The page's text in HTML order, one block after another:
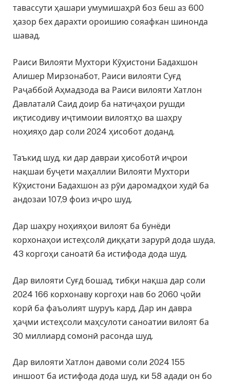
тавассути ҳашари умумишаҳрӣ боз беш аз 600
ҳазор бех дарахти ороишию сояафкан шинонда
шавад.
Раиси Вилояти Мухтори Кӯҳистони Бадахшон
Алишер Мирзонабот, Раиси вилояти Суғд
Раҷаббой Аҳмадзода ва Раиси вилояти Хатлон
Давлаталӣ Саид доир ба натиҷаҳои рушди
иқтисодиву иҷтимоии вилоятҳо ва шаҳру
ноҳияҳо дар соли 2024 ҳисобот доданд.
Таъкид шуд, ки дар давраи ҳисоботӣ иҷрои
нақшаи буҷети маҳаллии Вилояти Мухтори
Кӯҳистони Бадахшон аз рӯи даромадҳои худӣ ба
андозаи 107,9 фоиз иҷро шуд.
Дар шаҳру ноҳияҳои вилоят ба бунёди
корхонаҳои истеҳсолӣ диққати зарурӣ дода шуда,
43 коргоҳи саноатӣ ба истифода дода шуд.
Дар вилояти Суғд бошад, тибқи нақша дар соли
2024 166 корхонаву коргоҳи нав бо 2060 ҷойи
корӣ ба фаъолият шуруъ кард. Дар ин давра
ҳаҷми истеҳсоли маҳсулоти саноатии вилоят ба
30 миллиард сомонӣ расонда шуд.
Дар вилояти Хатлон давоми соли 2024 155
иншоот ба истифода дода шуд, ки 58 адади он бо